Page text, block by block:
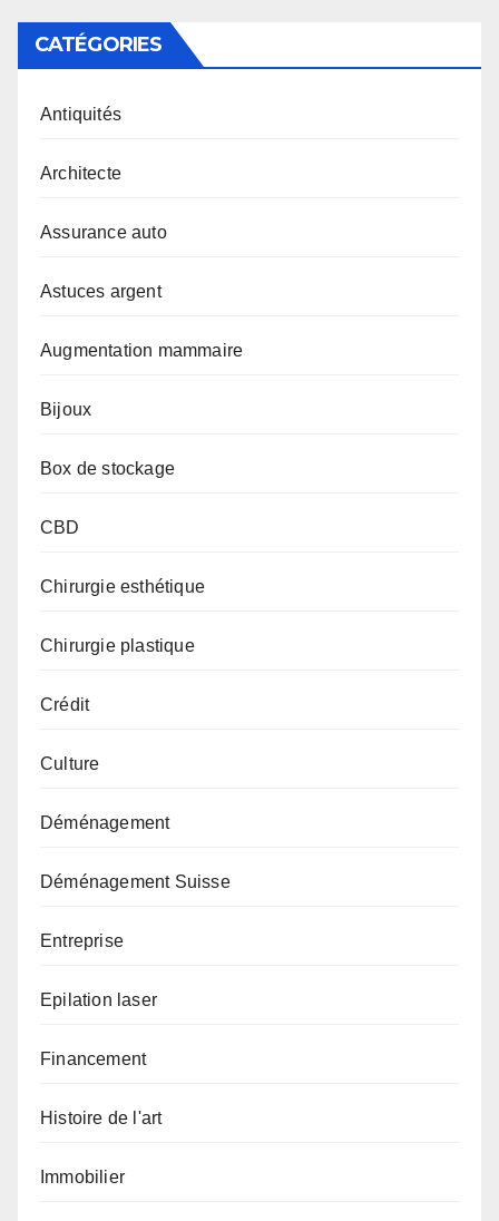
CATÉGORIES
Antiquités
Architecte
Assurance auto
Astuces argent
Augmentation mammaire
Bijoux
Box de stockage
CBD
Chirurgie esthétique
Chirurgie plastique
Crédit
Culture
Déménagement
Déménagement Suisse
Entreprise
Epilation laser
Financement
Histoire de l'art
Immobilier